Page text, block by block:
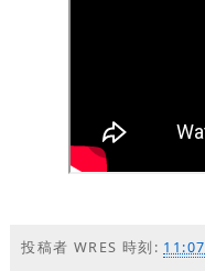
投稿者 WRES 時刻: 11:07